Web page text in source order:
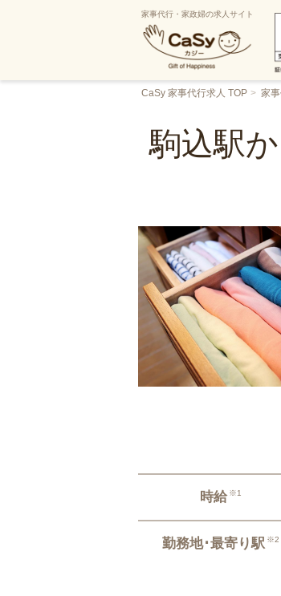
家事代行・家政婦の求人サイト
CaSy 家事代行求人 TOP 家
駒込駅
時給 ※1
勤務地･最寄り駅 ※2